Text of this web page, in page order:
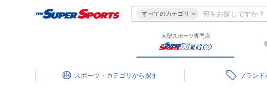
すべてのカテゴリ
大型スポーツ専門店
スポーツ・カテゴリ ブランド